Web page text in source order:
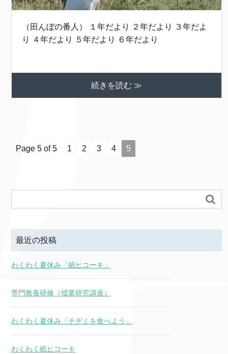
（田んぼの番人） １年だより ２年だより ３年だよ
り ４年だより ５年だより ６年だより
続きを読む ≫
Page 5 of 5 1 2 3 4 5

最近の投稿
わくわく夏休み「紙ヒコーキ」
専門教養研修（授業研究講座）
わくわく夏休み「チヂミを食べよう」
わくわく紙ヒコーキ